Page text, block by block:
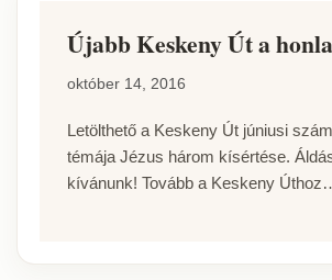
Újabb Keskeny Út a
október 14, 2016
Letölthető a Keskeny Út júniusi
témája Jézus három kísértése.
kívánunk! Tovább a Keskeny